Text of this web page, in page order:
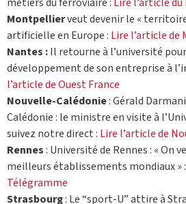
Montpellierveut devenir le «
artificielle en Europe : Lire l’article de
Nantes :Il retourne à l’université
développement de son entreprise à
l’article de Ouest France
Nouvelle-Calédonie: Gérald
Calédonie : le ministre en visite à
suivez notre direct : Lire l’article de
Rennes: Université de Rennes : « On
meilleurs établissements mondiaux » :
Télégramme
Strasbourg: Le “sport-U” attire à